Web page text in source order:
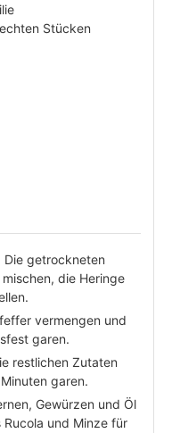
Stücken
Die getrockneten
die Heringe
vermengen und
garen.
restlichen Zutaten
garen.
Gewürzen und Öl
und Minze für